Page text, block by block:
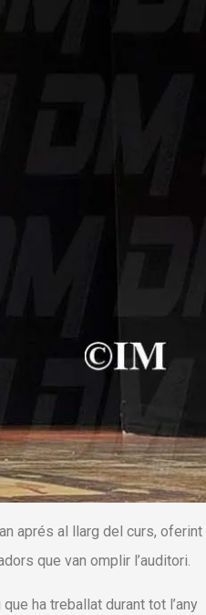
aprés al llarg del curs, oferint
que van omplir l’auditori.
ha treballat durant tot l’any